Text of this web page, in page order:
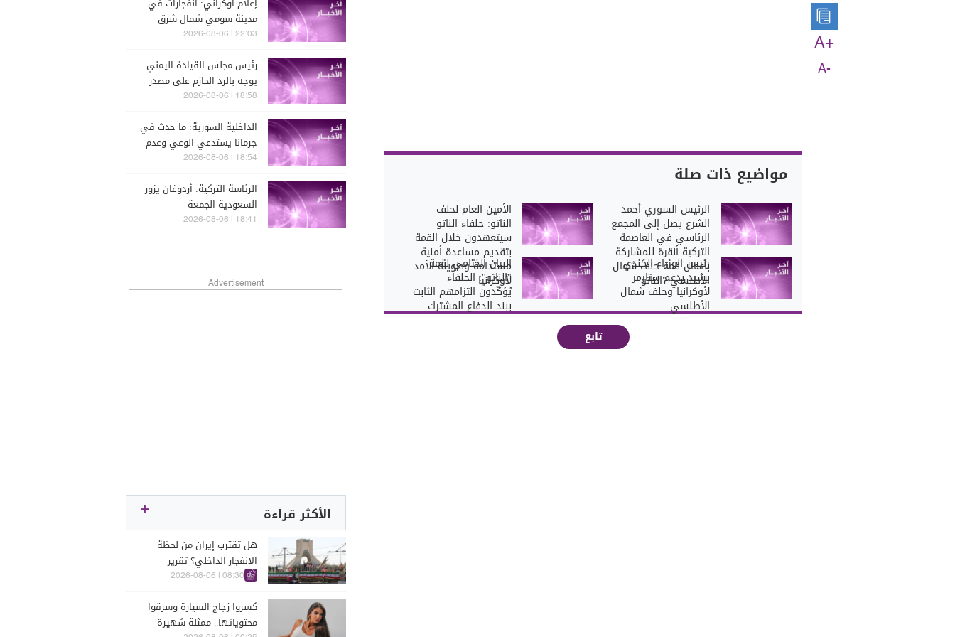
A+
A-
مواضيع ذات صلة
الرئيس السوري أحمد
الشرع يصل إلى المجمع
الرئاسي في العاصمة
التركية أنقرة للمشاركة
بأعمال قمة حلف شمال
الأطلسي "الناتو"
الأمين العام لحلف
الناتو: حلفاء الناتو
سيتعهدون خلال القمة
بتقديم مساعدة أمنية
مستدامة وطويلة الأمد
لأوكرانيا
رئيس الوزراء الكندي
يشيد بدعم ستارمر
لأوكرانيا وحلف شمال
الأطلسي
البيان الختامي لقمة
"الناتو": الحلفاء
يُؤكّدون التزامهم الثابت
ببند الدفاع المشترك
تابع
مدينة سومي شمال شرق
البلاد بالتزامن مع إعلان حالة
22:03 | 2026-08-06
رئيس مجلس القيادة اليمني
يوجه بالرد الحازم على مصدر
التهديدات الحوثية بعد
ومأرب
18:58 | 2026-08-06
الداخلية السورية: ما حدث في
جرمانا يستدعي الوعي وعدم
الانجرار وراء محاولات بث الفتنة
18:54 | 2026-08-06
الرئاسة التركية: أردوغان يزور
السعودية الجمعة
18:41 | 2026-08-06
Advertisement
الأكثر قراءة
هل تقترب إيران من لحظة
الانفجار الداخلي؟ تقرير
اسرائيلي يكشف الكواليس
08:30 | 2026-08-06
كسروا زجاج السيارة وسرقوا
محتوياتها.. ممثلة شهيرة